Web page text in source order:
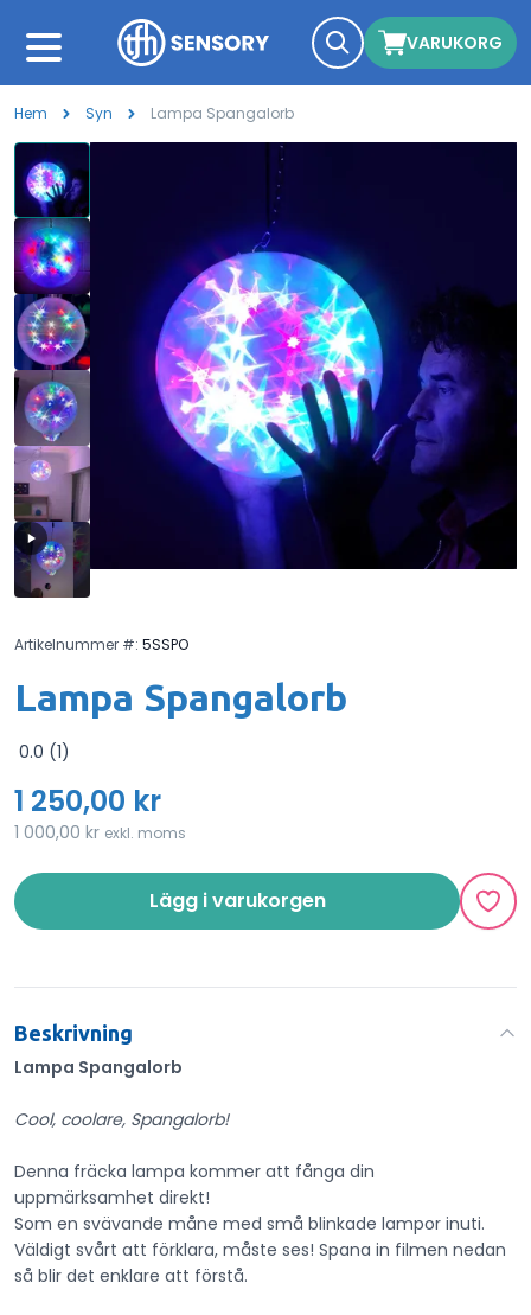
VARUKORG
Hem Syn Lampa Spangalorb
Artikelnummer #: 5SSPO
Lampa Spangalorb
0.0 (1)
1 250,00 kr
1 000,00 kr exkl. moms
Lägg i varukorgen
Beskrivning
Lampa Spangalorb
Cool, coolare, Spangalorb!
Denna fräcka lampa kommer att fånga din
uppmärksamhet direkt!
Som en svävande måne med små blinkade lampor inuti.
Väldigt svårt att förklara, måste ses! Spana in filmen nedan
så blir det enklare att förstå.